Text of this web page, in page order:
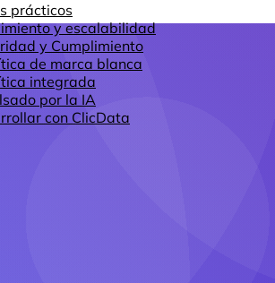
prácticos
y escalabilidad
y Cumplimiento
de marca blanca
integrada
por la IA
con ClicData